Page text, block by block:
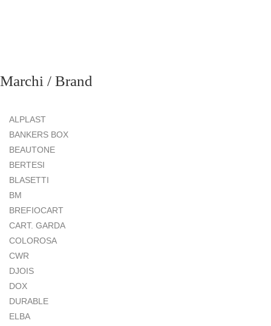
Marchi / Brand
ALPLAST
BANKERS BOX
BEAUTONE
BERTESI
BLASETTI
BM
BREFIOCART
CART. GARDA
COLOROSA
CWR
DJOIS
DOX
DURABLE
ELBA